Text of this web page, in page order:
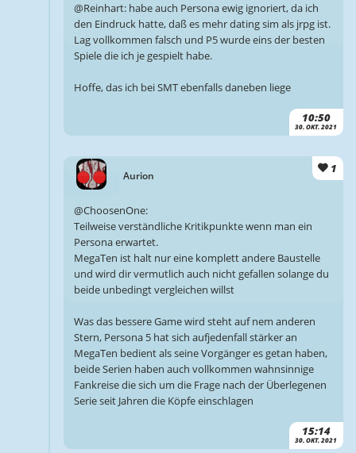
10:50
30. OKT. 2021
@Reinhart: habe auch Persona ewig ignoriert, da ich
den Eindruck hatte, daß es mehr dating sim als jrpg ist.
Lag vollkommen falsch und P5 wurde eins der besten
Spiele die ich je gespielt habe.
Hoffe, das ich bei SMT ebenfalls daneben liege
Aurion
1
15:14
30. OKT. 2021
@ChoosenOne:
Teilweise verständliche Kritikpunkte wenn man ein
Persona erwartet.
MegaTen ist halt nur eine komplett andere Baustelle
und wird dir vermutlich auch nicht gefallen solange du
beide unbedingt vergleichen willst
Was das bessere Game wird steht auf nem anderen
Stern, Persona 5 hat sich aufjedenfall stärker an
MegaTen bedient als seine Vorgänger es getan haben,
beide Serien haben auch vollkommen wahnsinnige
Fankreise die sich um die Frage nach der Überlegenen
Serie seit Jahren die Köpfe einschlagen